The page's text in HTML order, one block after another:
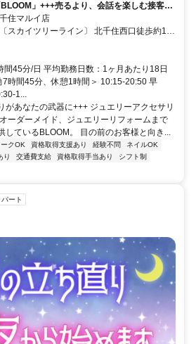
」+++売るより、会話を楽しむ接客。
分らしく輝く+++女性活躍中+++
住マルイ店
スカイツリーライン〕 北千住西口徒歩約1
口徒歩約1分、東京メトロ日比谷線 北千住西
すぐ
間45分/日 平均勤務日数：1ヶ月あたり18日
7時間45分、休憩1時間＞ 10:15-20:50 早
1...
があなたの武器に+++ ジュエリーアクセサリ
ーダーメイド、ジュエリーリフォームまで
しているBLOOM。 目の前のお客様と向き...
クOK 資格取得支援あり 経験不問
ネイルOK
り 交通費支給 資格取得手当あり
シフト制
ート